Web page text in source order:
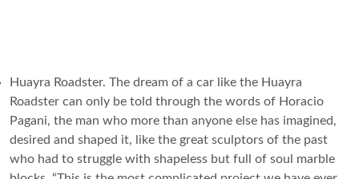
Huayra Roadster. The dream of a car like the Huayra
Roadster can only be told through the words of Horacio
Pagani, the man who more than anyone else has imagined,
desired and shaped it, like the great sculptors of the past
who had to struggle with shapeless but full of soul marble